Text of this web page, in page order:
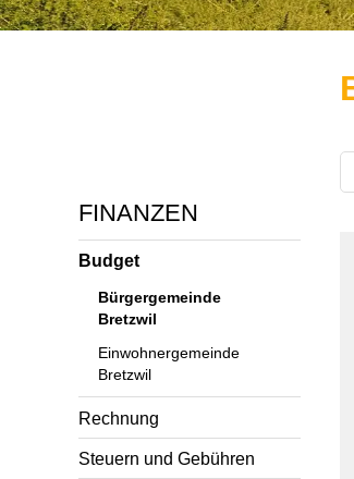
FINANZEN
Budget
Bürgergemeinde
Bretzwil
Einwohnergemeinde
Bretzwil
Rechnung
Steuern und Gebühren